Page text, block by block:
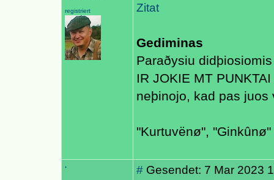
registriert
Zitat
Gediminas
Paraðysiu
IR JOKIE MT
neþinojo, kad pas
"Kurtuvënø",
. # Gesendet: 7 Mar 2023